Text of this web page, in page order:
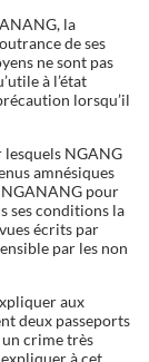
la
de ses
ne sont pas
à l’état
lorsqu’il
lesquels NGANG
amnésiques
pour
ses conditions la
écrits par
par les non
aux
deux passeports
crime très